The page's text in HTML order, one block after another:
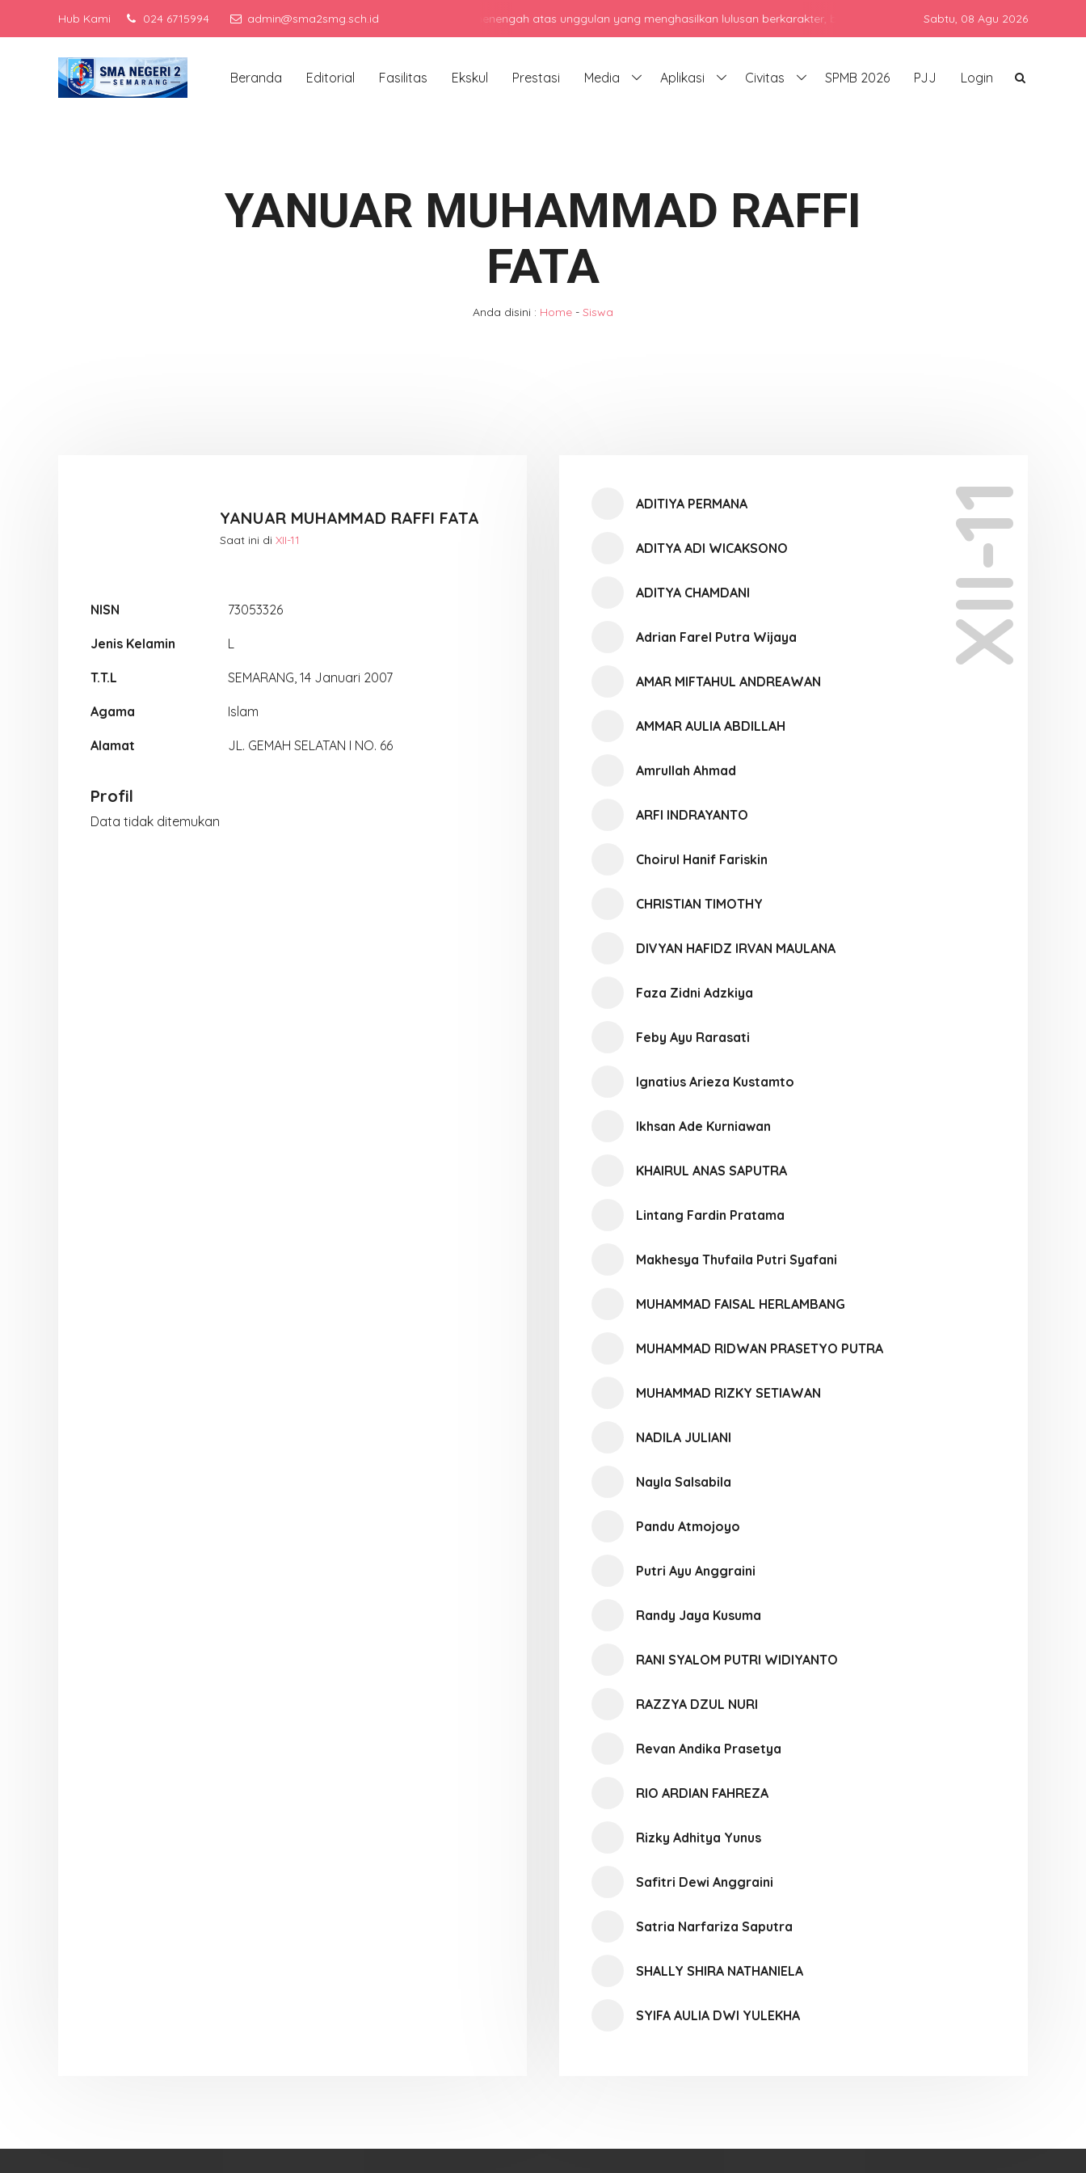
Hub Kami 024 6715994 admin@sma2smg.sch.idMenjadi sekolah menengah atas unggulan yang menghasilkan lulusan berkarakter, berprestasi, dan siap bersaing di era global dengan
Sabtu, 08 Agu 2026
Beranda Editorial Fasilitas Ekskul Prestasi Media Aplikasi Civitas SPMB 2026 PJJ Login
YANUAR MUHAMMAD RAFFI
FATA
Anda disini : Home - Siswa
YANUAR MUHAMMAD RAFFI FATA
Saat ini di XII-11
NISN 73053326
Jenis Kelamin L
T.T.L SEMARANG, 14 Januari 2007
Agama Islam
Alamat JL. GEMAH SELATAN I NO. 66
Profil
Data tidak ditemukan
XII-11
ADITIYA PERMANA
ADITYA ADI WICAKSONO
ADITYA CHAMDANI
Adrian Farel Putra Wijaya
AMAR MIFTAHUL ANDREAWAN
AMMAR AULIA ABDILLAH
Amrullah Ahmad
ARFI INDRAYANTO
Choirul Hanif Fariskin
CHRISTIAN TIMOTHY
DIVYAN HAFIDZ IRVAN MAULANA
Faza Zidni Adzkiya
Feby Ayu Rarasati
Ignatius Arieza Kustamto
Ikhsan Ade Kurniawan
KHAIRUL ANAS SAPUTRA
Lintang Fardin Pratama
Makhesya Thufaila Putri Syafani
MUHAMMAD FAISAL HERLAMBANG
MUHAMMAD RIDWAN PRASETYO PUTRA
MUHAMMAD RIZKY SETIAWAN
NADILA JULIANI
Nayla Salsabila
Pandu Atmojoyo
Putri Ayu Anggraini
Randy Jaya Kusuma
RANI SYALOM PUTRI WIDIYANTO
RAZZYA DZUL NURI
Revan Andika Prasetya
RIO ARDIAN FAHREZA
Rizky Adhitya Yunus
Safitri Dewi Anggraini
Satria Narfariza Saputra
SHALLY SHIRA NATHANIELA
SYIFA AULIA DWI YULEKHA